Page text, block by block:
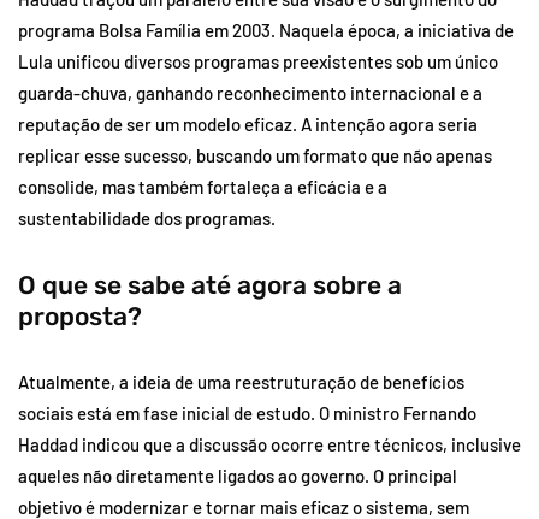
programa Bolsa Família em 2003. Naquela época, a iniciativa de
Lula unificou diversos programas preexistentes sob um único
guarda-chuva, ganhando reconhecimento internacional e a
reputação de ser um modelo eficaz. A intenção agora seria
replicar esse sucesso, buscando um formato que não apenas
consolide, mas também fortaleça a eficácia e a
sustentabilidade dos programas.
O que se sabe até agora sobre a
proposta?
Atualmente, a ideia de uma reestruturação de benefícios
sociais está em fase inicial de estudo. O ministro Fernando
Haddad indicou que a discussão ocorre entre técnicos, inclusive
aqueles não diretamente ligados ao governo. O principal
objetivo é modernizar e tornar mais eficaz o sistema, sem